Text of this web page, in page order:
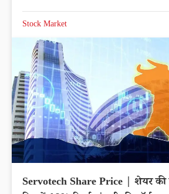
Stock Market
Servotech Share Price | शेयर